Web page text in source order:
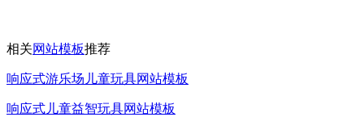
相关网站模板推荐
响应式游乐场儿童玩具网站模板
响应式儿童益智玩具网站模板